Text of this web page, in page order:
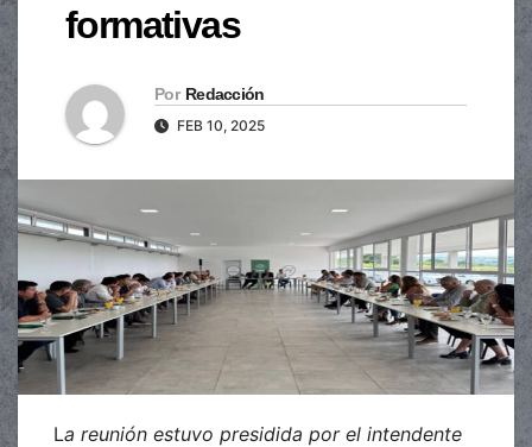
formativas
Por Redacción
FEB 10, 2025
La reunión estuvo presidida por el intendente